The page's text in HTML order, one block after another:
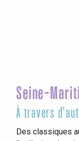
Seine-
À travers
Des classiques